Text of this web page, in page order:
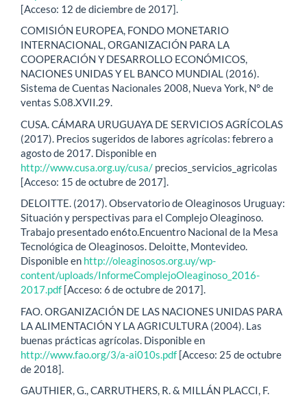
[Acceso: 12 de diciembre de 2017].
COMISIÓN EUROPEA, FONDO MONETARIO
INTERNACIONAL, ORGANIZACIÓN PARA LA
COOPERACIÓN Y DESARROLLO ECONÓMICOS,
NACIONES UNIDAS Y EL BANCO MUNDIAL (2016).
Sistema de Cuentas Nacionales 2008, Nueva York, N° de
ventas S.08.XVII.29.
CUSA. CÁMARA URUGUAYA DE SERVICIOS AGRÍCOLAS
(2017). Precios sugeridos de labores agrícolas: febrero a
agosto de 2017. Disponible en
http://www.cusa.org.uy/cusa/ precios_servicios_agricolas
[Acceso: 15 de octubre de 2017].
DELOITTE. (2017). Observatorio de Oleaginosos Uruguay:
Situación y perspectivas para el Complejo Oleaginoso.
Trabajo presentado en6to.Encuentro Nacional de la Mesa
Tecnológica de Oleaginosos. Deloitte, Montevideo.
Disponible en http://oleaginosos.org.uy/wp-
content/uploads/InformeComplejoOleaginoso_2016-
2017.pdf [Acceso: 6 de octubre de 2017].
FAO. ORGANIZACIÓN DE LAS NACIONES UNIDAS PARA
LA ALIMENTACIÓN Y LA AGRICULTURA (2004). Las
buenas prácticas agrícolas. Disponible en
http://www.fao.org/3/a-ai010s.pdf [Acceso: 25 de octubre
de 2018].
GAUTHIER, G., CARRUTHERS, R. & MILLÁN PLACCI, F.